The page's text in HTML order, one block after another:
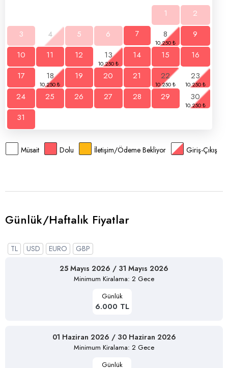
1
2
3
4 5 6 7 8
9
10
11 12 13 14 15
16
17
18 19 20 21 22
23
24
25 26 27 28 29
30
31
Müsait Dolu İletişim/Ödeme Bekliyor Giriş-Çıkış
Günlük/Haftalık Fiyatlar
TL USD EURO
GBP
25 Mayıs 2026 / 31 Mayıs 2026
Minimum Kiralama: 2 Gece
Günlük
6.000 TL
01 Haziran 2026 / 30 Haziran 2026
Minimum Kiralama: 2 Gece
Günlük